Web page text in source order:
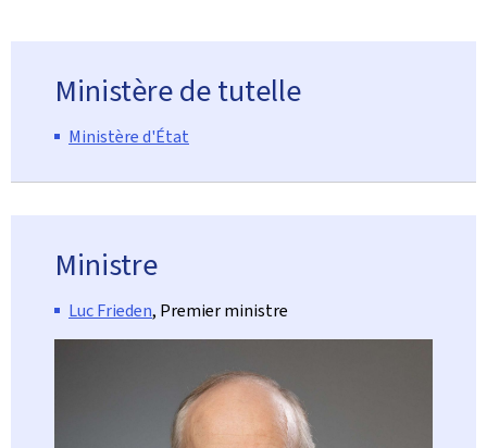
Ministère de tutelle
Ministère d'État
Ministre
Luc Frieden, Premier ministre